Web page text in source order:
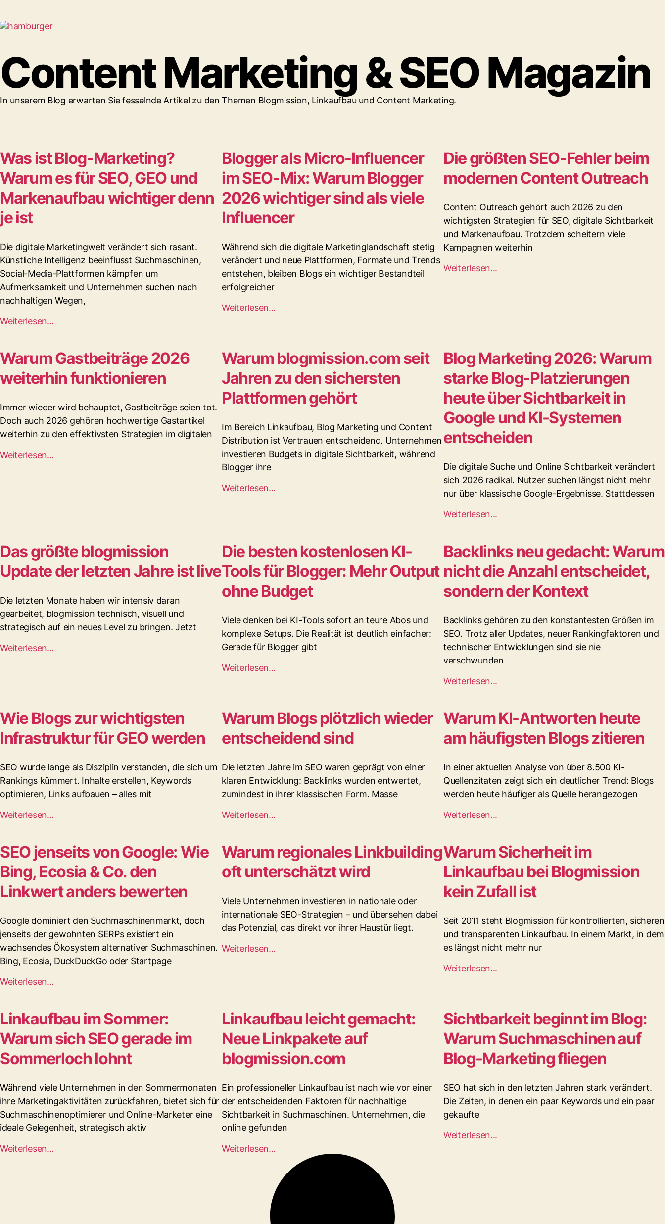
Content Marketing & SEO Magazin
In unserem Blog erwarten Sie fesselnde Artikel zu den Themen Blogmission, Linkaufbau und Content Marketing.
Was ist Blog-Marketing?
Warum es für SEO, GEO und
Markenaufbau wichtiger denn
je ist
Die digitale Marketingwelt verändert sich rasant.
Künstliche Intelligenz beeinflusst Suchmaschinen,
Social-Media-Plattformen kämpfen um
Aufmerksamkeit und Unternehmen suchen nach
nachhaltigen Wegen,
Weiterlesen...
Blogger als Micro-Influencer
im SEO-Mix: Warum Blogger
2026 wichtiger sind als viele
Influencer
Während sich die digitale Marketinglandschaft stetig
verändert und neue Plattformen, Formate und Trends
entstehen, bleiben Blogs ein wichtiger Bestandteil
erfolgreicher
Weiterlesen...
Die größten SEO-Fehler beim
modernen Content Outreach
Content Outreach gehört auch 2026 zu den
wichtigsten Strategien für SEO, digitale Sichtbarkeit
und Markenaufbau. Trotzdem scheitern viele
Kampagnen weiterhin
Weiterlesen...
Warum Gastbeiträge 2026
weiterhin funktionieren
Immer wieder wird behauptet, Gastbeiträge seien tot.
Doch auch 2026 gehören hochwertige Gastartikel
weiterhin zu den effektivsten Strategien im digitalen
Weiterlesen...
Warum blogmission.com seit
Jahren zu den sichersten
Plattformen gehört
Im Bereich Linkaufbau, Blog Marketing und Content
Distribution ist Vertrauen entscheidend. Unternehmen
investieren Budgets in digitale Sichtbarkeit, während
Blogger ihre
Weiterlesen...
Blog Marketing 2026: Warum
starke Blog-Platzierungen
heute über Sichtbarkeit in
Google und KI-Systemen
entscheiden
Die digitale Suche und Online Sichtbarkeit verändert
sich 2026 radikal. Nutzer suchen längst nicht mehr
nur über klassische Google-Ergebnisse. Stattdessen
Weiterlesen...
Das größte blogmission
Update der letzten Jahre ist live
Die letzten Monate haben wir intensiv daran
gearbeitet, blogmission technisch, visuell und
strategisch auf ein neues Level zu bringen. Jetzt
Weiterlesen...
Die besten kostenlosen KI-
Tools für Blogger: Mehr Output
ohne Budget
Viele denken bei KI-Tools sofort an teure Abos und
komplexe Setups. Die Realität ist deutlich einfacher:
Gerade für Blogger gibt
Weiterlesen...
Backlinks neu gedacht: Warum
nicht die Anzahl entscheidet,
sondern der Kontext
Backlinks gehören zu den konstantesten Größen im
SEO. Trotz aller Updates, neuer Rankingfaktoren und
technischer Entwicklungen sind sie nie
verschwunden.
Weiterlesen...
Wie Blogs zur wichtigsten
Infrastruktur für GEO werden
SEO wurde lange als Disziplin verstanden, die sich um
Rankings kümmert. Inhalte erstellen, Keywords
optimieren, Links aufbauen – alles mit
Weiterlesen...
Warum Blogs plötzlich wieder
entscheidend sind
Die letzten Jahre im SEO waren geprägt von einer
klaren Entwicklung: Backlinks wurden entwertet,
zumindest in ihrer klassischen Form. Masse
Weiterlesen...
Warum KI-Antworten heute
am häufigsten Blogs zitieren
In einer aktuellen Analyse von über 8.500 KI-
Quellenzitaten zeigt sich ein deutlicher Trend: Blogs
werden heute häufiger als Quelle herangezogen
Weiterlesen...
SEO jenseits von Google: Wie
Bing, Ecosia & Co. den
Linkwert anders bewerten
Google dominiert den Suchmaschinenmarkt, doch
jenseits der gewohnten SERPs existiert ein
wachsendes Ökosystem alternativer Suchmaschinen.
Bing, Ecosia, DuckDuckGo oder Startpage
Weiterlesen...
Warum regionales Linkbuilding
oft unterschätzt wird
Viele Unternehmen investieren in nationale oder
internationale SEO-Strategien – und übersehen dabei
das Potenzial, das direkt vor ihrer Haustür liegt.
Weiterlesen...
Warum Sicherheit im
Linkaufbau bei Blogmission
kein Zufall ist
Seit 2011 steht Blogmission für kontrollierten, sicheren
und transparenten Linkaufbau. In einem Markt, in dem
es längst nicht mehr nur
Weiterlesen...
Linkaufbau im Sommer:
Warum sich SEO gerade im
Sommerloch lohnt
Während viele Unternehmen in den Sommermonaten
ihre Marketingaktivitäten zurückfahren, bietet sich für
Suchmaschinenoptimierer und Online-Marketer eine
ideale Gelegenheit, strategisch aktiv
Weiterlesen...
Linkaufbau leicht gemacht:
Neue Linkpakete auf
blogmission.com
Ein professioneller Linkaufbau ist nach wie vor einer
der entscheidenden Faktoren für nachhaltige
Sichtbarkeit in Suchmaschinen. Unternehmen, die
online gefunden
Weiterlesen...
Sichtbarkeit beginnt im Blog:
Warum Suchmaschinen auf
Blog-Marketing fliegen
SEO hat sich in den letzten Jahren stark verändert.
Die Zeiten, in denen ein paar Keywords und ein paar
gekaufte
Weiterlesen...